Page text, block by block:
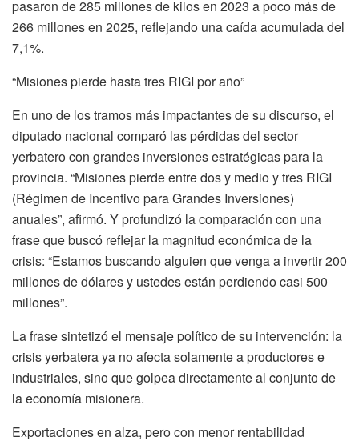
pasaron de 285 millones de kilos en 2023 a poco más de
266 millones en 2025, reflejando una caída acumulada del
7,1%.
“Misiones pierde hasta tres RIGI por año”
En uno de los tramos más impactantes de su discurso, el
diputado nacional comparó las pérdidas del sector
yerbatero con grandes inversiones estratégicas para la
provincia. “Misiones pierde entre dos y medio y tres RIGI
(Régimen de Incentivo para Grandes Inversiones)
anuales”, afirmó. Y profundizó la comparación con una
frase que buscó reflejar la magnitud económica de la
crisis: “Estamos buscando alguien que venga a invertir 200
millones de dólares y ustedes están perdiendo casi 500
millones”.
La frase sintetizó el mensaje político de su intervención: la
crisis yerbatera ya no afecta solamente a productores e
industriales, sino que golpea directamente al conjunto de
la economía misionera.
Exportaciones en alza, pero con menor rentabilidad